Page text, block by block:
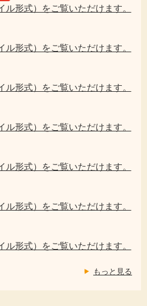
を
ル形式）をご覧いただけます。
ル形式）をご覧いただけます。
ル形式）をご覧いただけます。
ル形式）をご覧いただけます。
ル形式）をご覧いただけます。
ル形式）をご覧いただけます。
ル形式）をご覧いただけます。
もっと見る